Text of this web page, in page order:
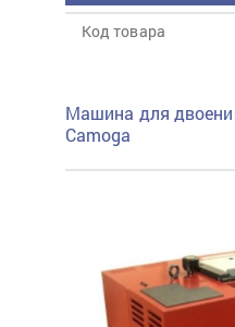
Код товара
Машина для
Camoga